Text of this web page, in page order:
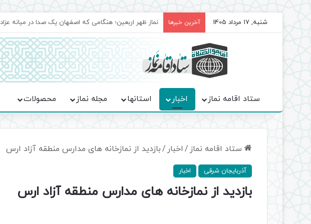
شنبه, 17 مرداد 1405 آخرین خبرها برگزاری باشکوه نمازهای جماعت در موکب فاطمه الزهرا (س)
ستاد اقامه نماز اخبار استانها مجله نماز محصولات
ستاد اقامه نماز / اخبار /بازدید از نمازخانه های مدارس منطقه آزاد ارس
آذربایجان شرقی اخبار
بازدید از نمازخانه های مدارس منطقه آزاد ارس